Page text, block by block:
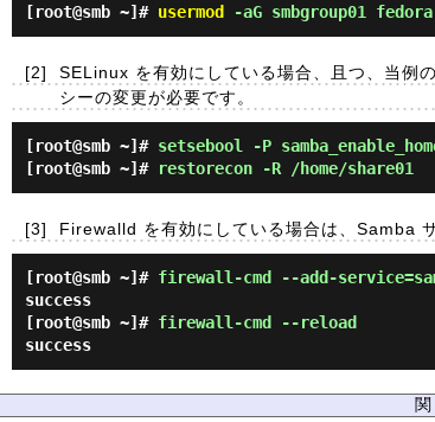
[root@smb ~]# usermod -aG smbgroup01 fedora
[2]
SELinux を有効にしている場合、且つ、当例
シーの変更が必要です。
[root@smb ~]# setsebool -P
[root@smb ~]# restorecon -R /home/share01
[3] Firewalld を有効にしている場合は、Samba
[root@smb ~]# firewall-cmd --add-
success
[root@smb ~]# firewall-cmd --reload
success